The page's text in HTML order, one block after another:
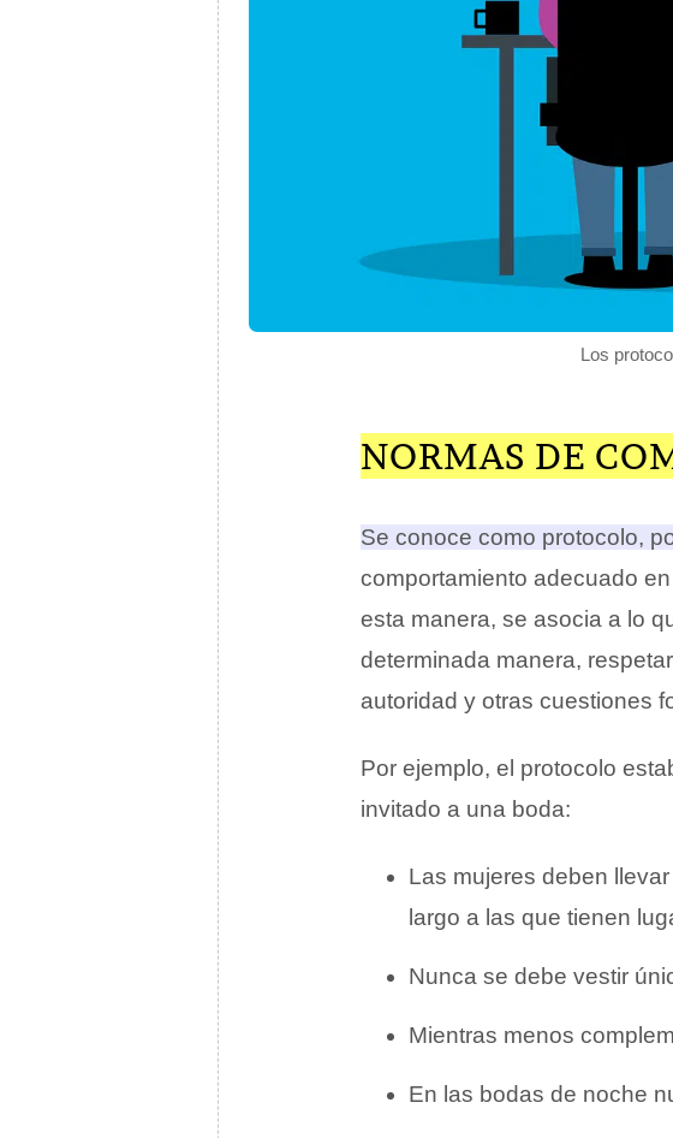
Los
NORMAS DE
Se conoce como protocolo,
comportamiento adecuado
esta manera, se asocia a lo
determinada manera,
autoridad y otras cuestiones
Por ejemplo, el protocolo
invitado a una boda:
Las mujeres deben
largo a las que tienen
Nunca se debe vestir
Mientras menos
En las bodas de noche